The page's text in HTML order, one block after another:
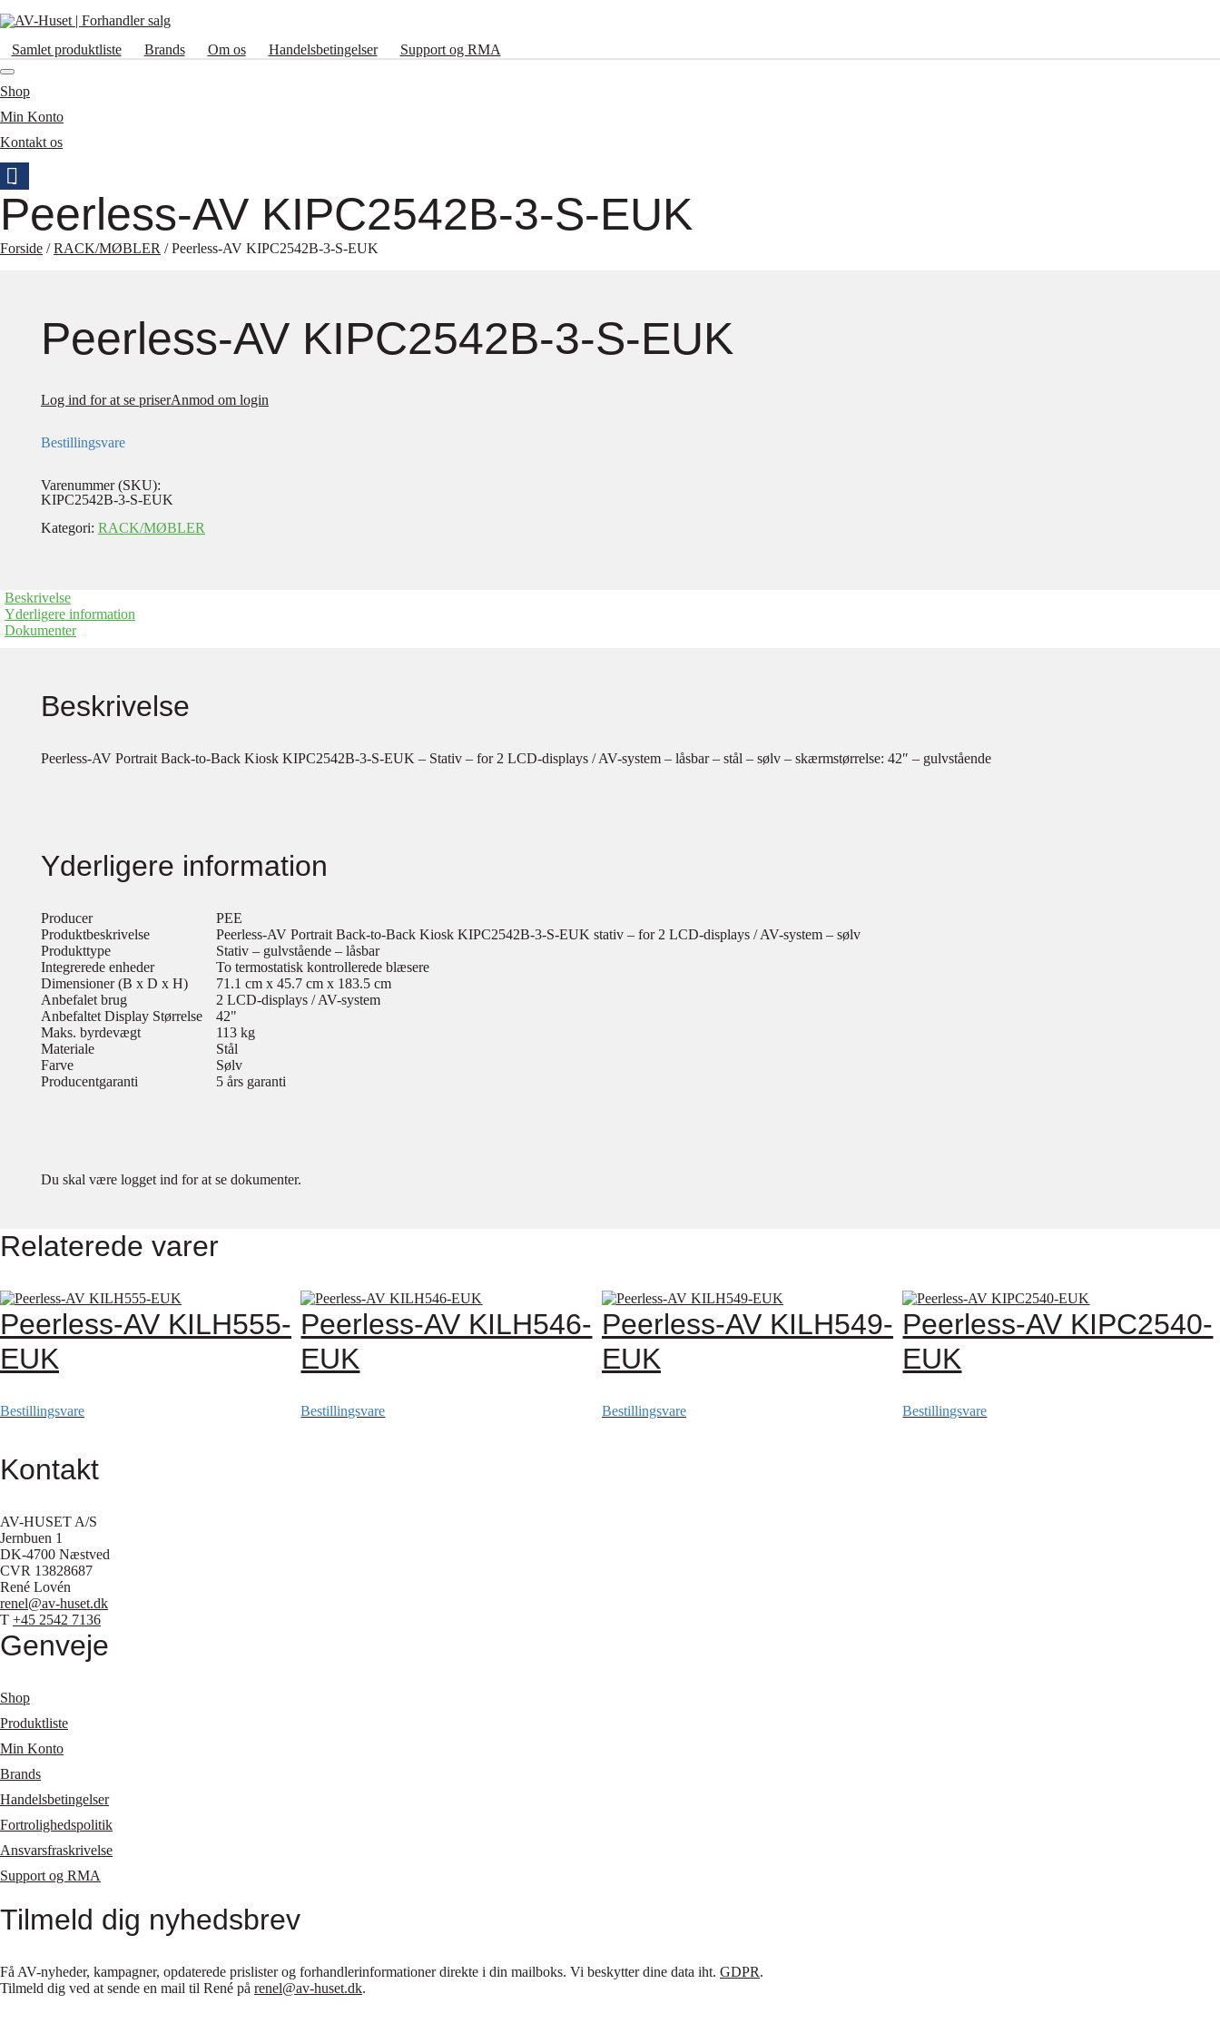
Samlet produktliste Brands Om os Handelsbetingelser Support og RMA
Shop
Min Konto
Kontakt os
Peerless-AV KIPC2542B-3-S-EUK
Forside /RACK/MØBLER / Peerless-AV KIPC2542B-3-S-EUK
Peerless-AV KIPC2542B-3-S-EUK
Log ind for at se priserAnmod om login
Bestillingsvare
Varenummer (SKU):
KIPC2542B-3-S-EUK
Kategori: RACK/MØBLER
Beskrivelse
Yderligere information
Dokumenter
Beskrivelse
Peerless-AV Portrait Back-to-Back Kiosk KIPC2542B-3-S-EUK – Stativ – for 2 LCD-displays / AV-system – låsbar – stål – sølv – skærmstørrelse: 42″ – gulvstående
Yderligere information
Producer
PEE
Produktbeskrivelse
Peerless-AV Portrait Back-to-Back Kiosk KIPC2542B-3-S-EUK stativ – for 2 LCD-displays / AV-system – sølv
Produkttype
Stativ – gulvstående – låsbar
Integrerede enheder
To termostatisk kontrollerede blæsere
Dimensioner (B x D x H)
71.1 cm x 45.7 cm x 183.5 cm
Anbefalet brug
2 LCD-displays / AV-system
Anbefaltet Display Størrelse
42"
Maks. byrdevægt
113 kg
Materiale
Stål
Farve
Sølv
Producentgaranti
5 års garanti
Du skal være logget ind for at se dokumenter.
Relaterede varer
Peerless-AV KILH555-
EUK
Bestillingsvare
Peerless-AV KILH546-
EUK
Bestillingsvare
Peerless-AV KILH549-
EUK
Bestillingsvare
Peerless-AV KIPC2540-
EUK
Bestillingsvare
Kontakt
AV-HUSET A/S
Jernbuen 1
DK-4700 Næstved
CVR 13828687
René Lovén
renel@av-huset.dk
T +45 2542 7136
Genveje
Shop
Produktliste
Min Konto
Brands
Handelsbetingelser
Fortrolighedspolitik
Ansvarsfraskrivelse
Support og RMA
Tilmeld dig nyhedsbrev
Få AV-nyheder, kampagner, opdaterede prislister og forhandlerinformationer direkte i din mailboks. Vi beskytter dine data iht. GDPR.
Tilmeld dig ved at sende en mail til René på renel@av-huset.dk.